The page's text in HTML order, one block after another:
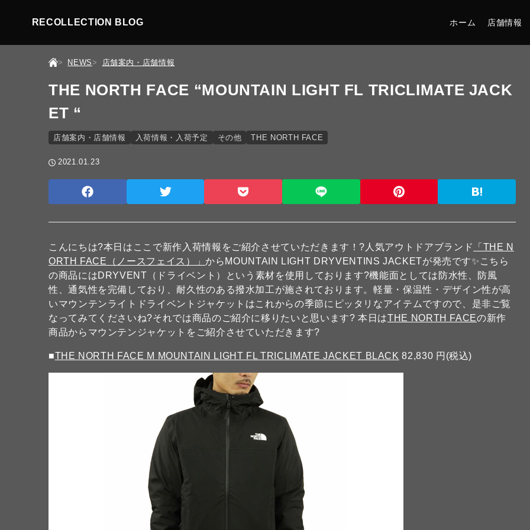
RECOLLECTION BLOG ホーム 店舗情報
NEWS 店舗案内・店舗情報
THE NORTH FACE “MOUNTAIN LIGHT FL TRICLIMATE JACK
ET “
店舗案内・店舗情報 入荷情報・入荷予定 その他 THE NORTH FACE
2021.01.23
こんにちは?本日はここで新作入荷情報をご紹介させていただきます！?人気アウトドアブランド
「THE N
ORTH FACE（ノースフェイス）」からMOUNTAIN LIGHT DRYVENTINS JACKETが発売です✨こちら
の商品にはDRYVENT（ドライベント）という素材を使用しております?機能面としては防水性、防風
性、通気性を完備しており、耐久性のある撥水加工が施されております。軽量・保温性・デザイン性が高
いマウンテンライトドライベントジャケットはこれからの季節にピッタリなアイテムですので、是非ご覧
なってみてくださいね?それでは商品のご紹介に移りたいと思います? 本日はTHE NORTH FACEの新作
商品からマウンテンジャケットをご紹介させていただきます?
■THE NORTH FACE M MOUNTAIN LIGHT FL TRICLIMATE JACKET BLACK 82,830 円(税込)